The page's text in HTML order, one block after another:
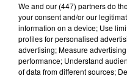
We and our (447) partnersdo
your consent and/or our
information on a device; Use
profiles for personalised
advertising; Measure
performance; Understand
of data from different sources;